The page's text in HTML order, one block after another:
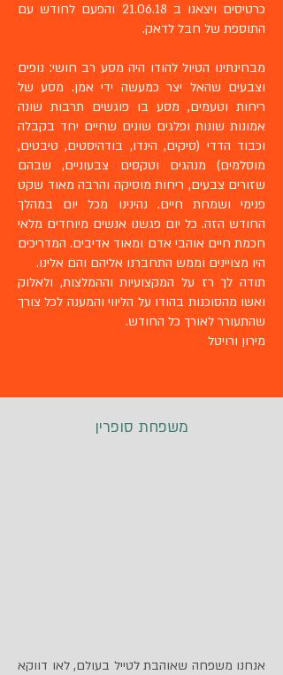
כרטיסים ויצאנו ב 21.06.18 והפעם לחודש עם
התוספת של חבל לדאק.
מבחינתינו הטיול להודו היה מסע רב חושי: נופים
וצבעים שהאל יצר כמעשה ידי אמן. מסע של
ריחות וטעמים, מסע בו פוגשים תרבות שונה
אמונות שונות ופלגים שונים שחיים יחד בקבלה
וכבוד הדדי (סיקים, הינדו, בודהיסטים, טיבטים,
מוסלמים) מנהגים וטקסים צבעוניים, שבהם
שזורים צבעים, ריחות מוסיקה והרבה מאוד שקט
פנימי ושמחת חיים. נהינינו מכל יום במהלך
החודש הזה. כל יום פגשנו אנשים מיוחדים מלאי
חכמת חיים אוהבי אדם ומאוד אדיבים. המדריכים
היו מצויינים וממש התחברנו אליהם והם אלינו.
תודה לך רז על המקצועיות וההמלצות, ולאלוק
ואשו מהסוכנות בהודו על הליווי והמענה לכל צורך
שהתעורר לאורך כל החודש.
מירון ורויטל
משפחת סופרין
אנחנו משפחה שאוהבת לטייל בעולם, לאו דווקא